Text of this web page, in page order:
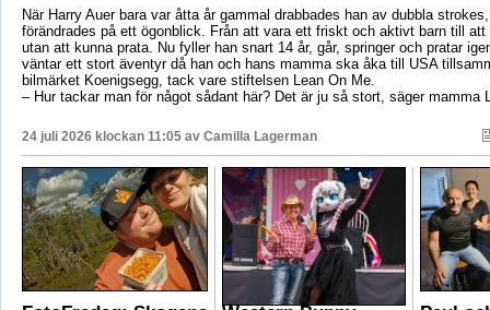
När Harry Auer bara var åtta år gammal drabbades han av dubbla
förändrades på ett ögonblick. Från att vara ett friskt och aktivt barn till
utan att kunna prata. Nu fyller han snart 14 år, går, springer och pratar
väntar ett stort äventyr då han och hans mamma ska åka till USA
bilmärket Koenigsegg, tack vare stiftelsen Lean On Me.
– Hur tackar man för något sådant här? Det är ju så stort, säger mamma
24 juli 2026 klockan 11:05 av Camilla Lagerman